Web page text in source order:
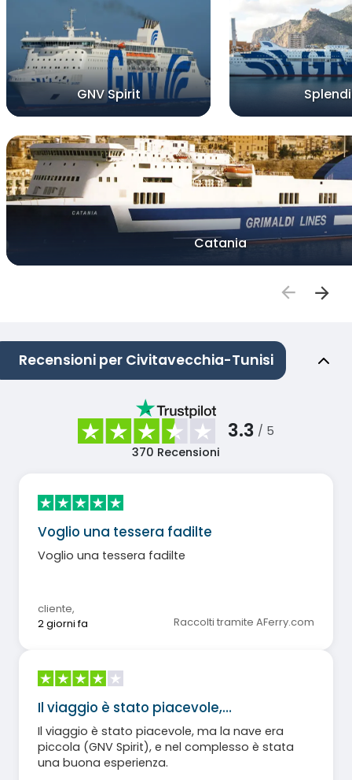
GNV Spirit
Catania
Recensioni per Civitavecchia-Tunisi
3.3 / 5
370 Recensioni
Voglio una tessera fadilte
Voglio una tessera fadilte
cliente,
2 giorni fa
Raccolti tramite AFerry.com
Il viaggio è stato piacevole,…
Il viaggio è stato piacevole, ma la nave era
piccola (GNV Spirit), e nel complesso è stata
una buona esperienza.